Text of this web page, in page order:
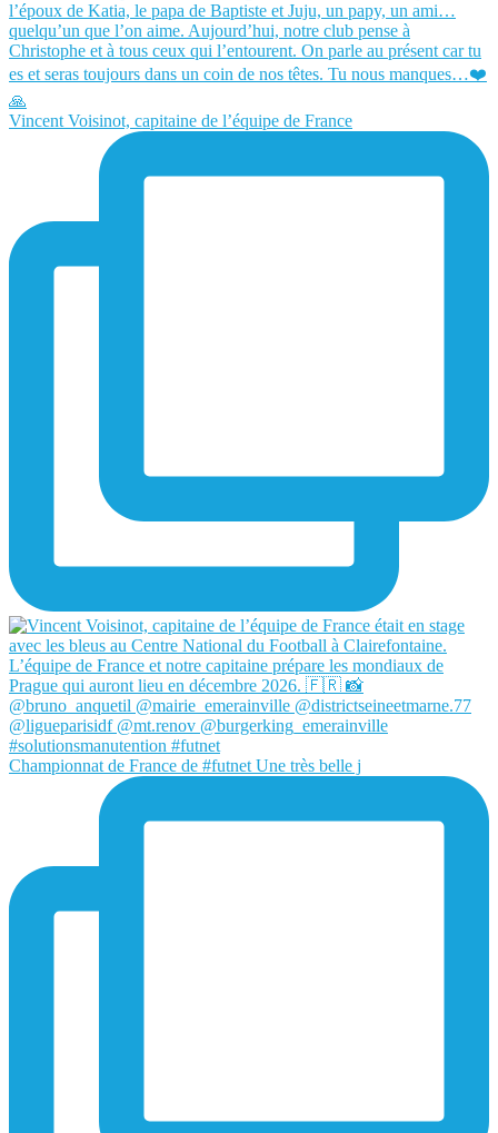
Vincent Voisinot, capitaine de l’équipe de France
Championnat de France de #futnet Une très belle j